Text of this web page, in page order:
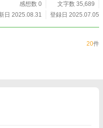
感想数 0
文字数 35,689
日 2025.08.31
登録日 2025.07.05
20件